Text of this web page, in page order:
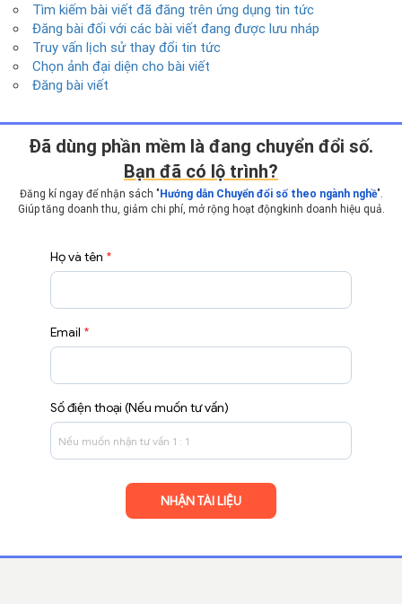
Tìm kiếm bài viết đã đăng trên ứng dụng tin tức
Đăng bài đối với các bài viết đang được lưu nháp
Truy vấn lịch sử thay đổi tin tức
Chọn ảnh đại diện cho bài viết
Đăng bài viết
Ðã dùng phần mềm là đang chuyển đổi số.
Bạn đã có lộ trình?
Đăng kí ngay để nhận sách " Hướng dẫn Chuyển đổi số theo ngành nghề".
Giúp tăng doanh thu, giảm chi phí, mở rộng hoạt động kinh doanh hiệu quả.
Họ và tên *
Email *
Số điện thoại (Nếu muốn tư vấn)